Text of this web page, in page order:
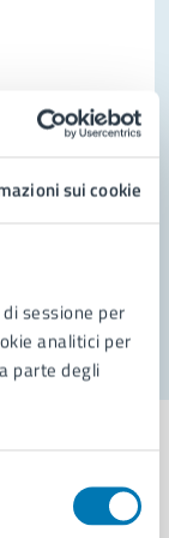
sui cookie
sessione per
analitici per
parte degli